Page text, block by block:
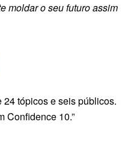
moldar o seu futuro assim
tópicos e seis públicos.
Confidence 10.”